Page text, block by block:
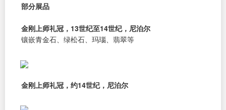
部分展品
金刚上师礼冠，13世纪至14世纪，尼泊尔
镶嵌青金石、绿松石、玛瑙、翡翠等
金刚上师礼冠，约14世纪，尼泊尔